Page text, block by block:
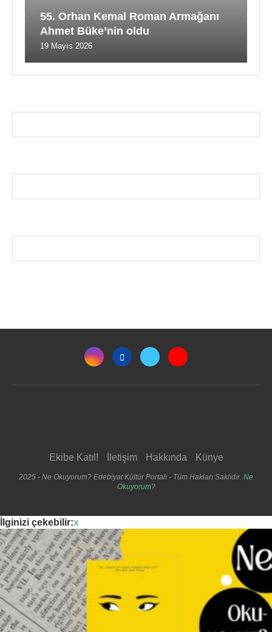
55. Orhan Kemal Roman Armağanı
Ahmet Büke’nin oldu
19 Mayıs 2026
Ekibe Katıl! İletişim Hakkında Künye
2025 - Ne Okuyorum? Edebiyat Kültür Portalı - Tüm Hakları Saklıdır. Ne
Okuyorum?
İlginizi çekebilir:x